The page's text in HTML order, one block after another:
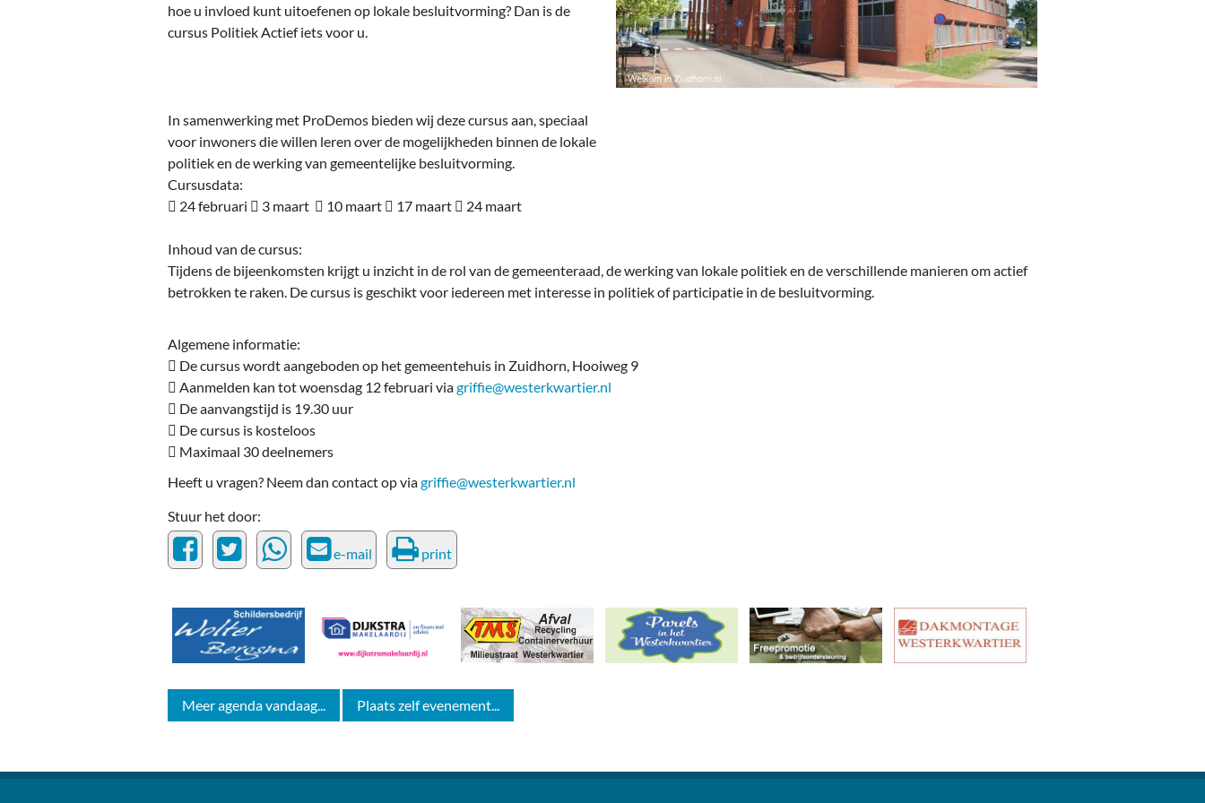
On-line bestellen in Zuidhorn
Financiën, Makelaars & Hypotheken
Diensten, Gemak & Zakelijk
Bedrijven van Vroeger
hoe u invloed kunt uitoefenen op lokale besluitvorming? Dan is de
cursus Politiek Actief iets voor u.
In samenwerking met ProDemos bieden wij deze cursus aan, speciaal
voor inwoners die willen leren over de mogelijkheden binnen de lokale
politiek en de werking van gemeentelijke besluitvorming.
Cursusdata:
 24 februari  3 maart  10 maart  17 maart  24 maart
Inhoud van de cursus:
Tijdens de bijeenkomsten krijgt u inzicht in de rol van de gemeenteraad, de werking van lokale politiek en de verschillende manieren om actief
betrokken te raken. De cursus is geschikt voor iedereen met interesse in politiek of participatie in de besluitvorming.
Algemene informatie:
 De cursus wordt aangeboden op het gemeentehuis in Zuidhorn, Hooiweg 9
 Aanmelden kan tot woensdag 12 februari viagriffie@westerkwartier.nl
 De aanvangstijd is 19.30 uur
 De cursus is kosteloos
 Maximaal 30 deelnemers
Heeft u vragen? Neem dan contact op viagriffie@westerkwartier.nl
Stuur het door:
e-mail print
Meer agenda vandaag... Plaats zelf evenement...